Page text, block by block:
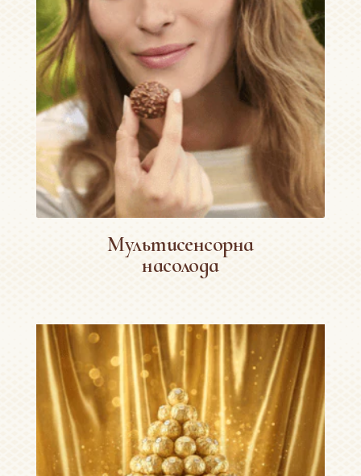
Мультисенсорна
насолода